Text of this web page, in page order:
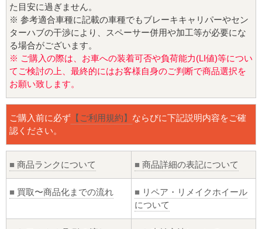
た目安に過ぎません。
※ 参考適合車種に記載の車種でもブレーキキャリパーやセン
ターハブの干渉により、スペーサー併用や加工等が必要にな
る場合がございます。
※ ご購入の際は、お車への装着可否や負荷能力(LI値)等につい
てご検討の上、最終的にはお客様自身のご判断で商品選択を
お願い致します。
ご購入前に必ず 【ご利用規約】 ならびに下記説明内容をご確
認ください。
■ 商品ランクについて ■ 商品詳細の表記について
■ 買取〜商品化までの流れ ■ リペア・リメイクホイール
について